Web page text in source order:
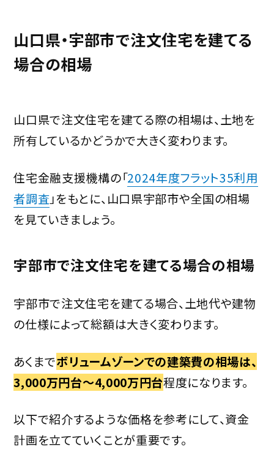
山口県・宇部市で注文住宅を建てる
場合の相場
山口県で注文住宅を建てる際の相場は、土地を
所有しているかどうかで大きく変わります。
住宅金融支援機構の「2024年度フラット35利用
者調査」をもとに、山口県宇部市や全国の相場
を見ていきましょう。
宇部市で注文住宅を建てる場合の相場
宇部市で注文住宅を建てる場合、土地代や建物
の仕様によって総額は大きく変わります。
あくまでボリュームゾーンでの建築費の相場は、
3,000万円台〜4,000万円台程度になります。
以下で紹介するような価格を参考にして、資金
計画を立てていくことが重要です。